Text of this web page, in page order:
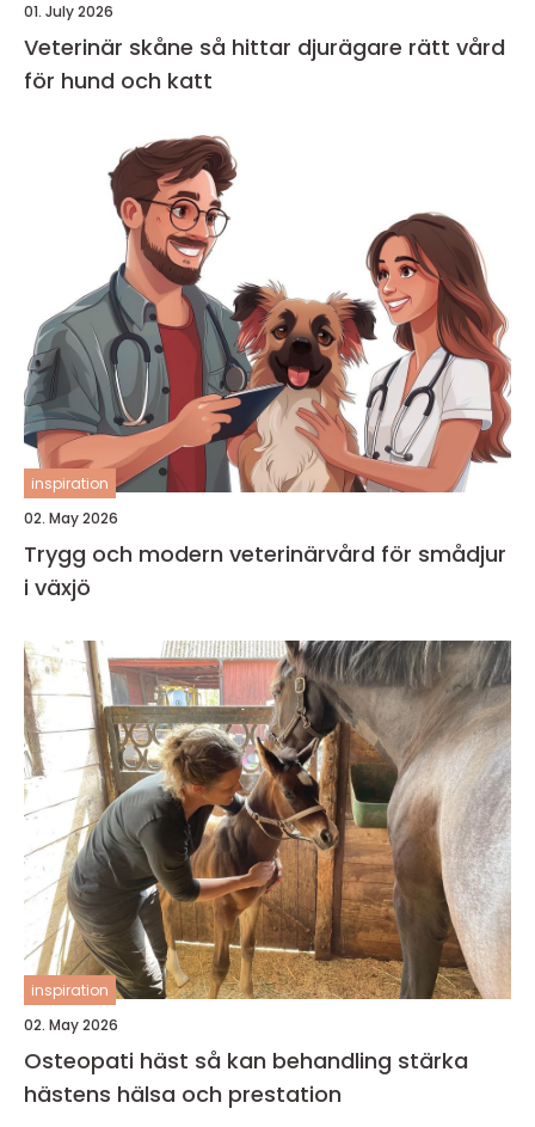
01. July 2026
Veterinär skåne så hittar djurägare rätt vård
för hund och katt
inspiration
02. May 2026
Trygg och modern veterinärvård för smådjur
i växjö
inspiration
02. May 2026
Osteopati häst så kan behandling stärka
hästens hälsa och prestation